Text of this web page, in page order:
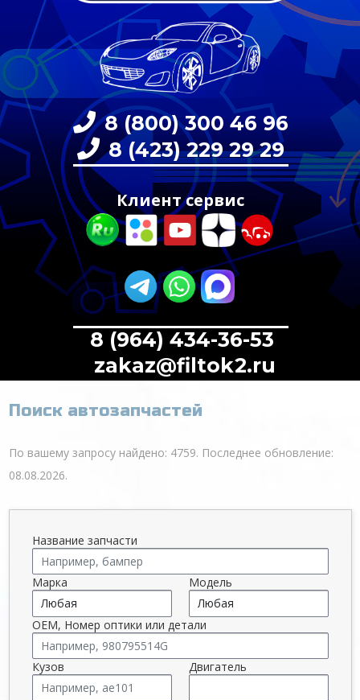
8 (800) 300 46 96
8 (423) 229 29 29
Клиент сервис
8 (964) 434-36-53
zakaz@filtok2.ru
Поиск автозапчастей
По вашему запросу найдено: 4759. Последнее обновление:
08.08.2026.
Название запчасти
Марка Модель
OEM, Номер оптики или детали
Кузов Двигатель